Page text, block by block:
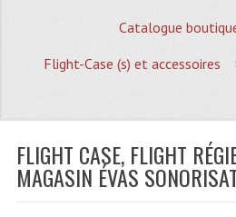
MAGASIN
Quoi De
Plan Acces,
Location De
Catalogue
Flight-Case (s) et accessoires
FLIGHT CASE, FLIGHT
MAGASIN ÉVAS